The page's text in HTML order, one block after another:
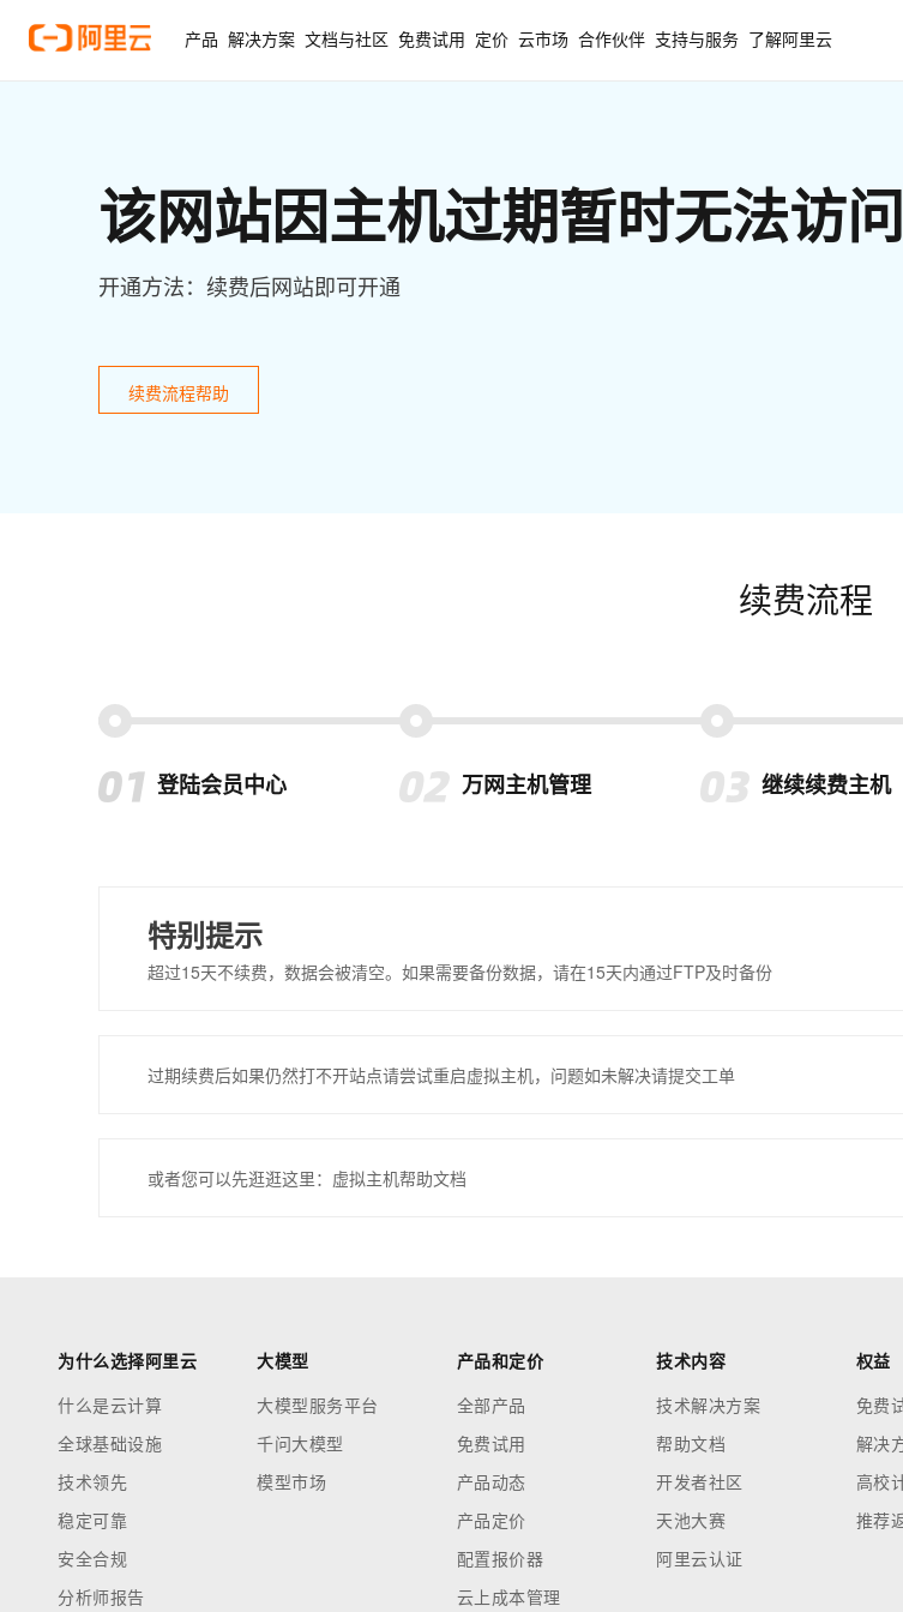
产品 解决方案 文档与社区 免费试用 定价 云市场 合作伙伴 支持与服务 了解阿里云
该网站因主机过期暂时无法访问
开通方法：续费后网站即可开通
续费流程帮助
续费流程
登陆会员中心 万网主机管理 继续续费主机
特别提示
超过15天不续费，数据会被清空。如果需要备份数据，请在15天内通过FTP及时备份
过期续费后如果仍然打不开站点请尝试重启虚拟主机，问题如未解决请提交工单
或者您可以先逛逛这里：虚拟主机帮助文档